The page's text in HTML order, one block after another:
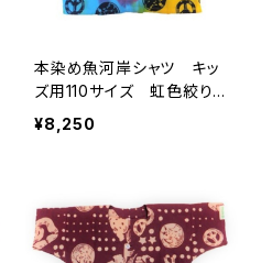
本染め魚河岸シャツ キッ
ズ用110サイズ 虹色絞り染
め レインボータイダイ
認定証付き 木綿晒 平和
ーク 職人の仕立てシャ
ツ てぬぐいシャツ 濱い
ちシャツ 焼津 浜通り
¥8,250